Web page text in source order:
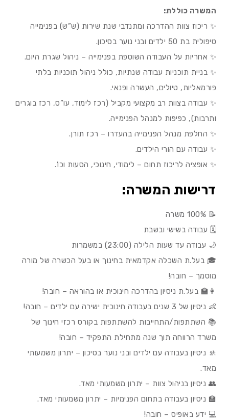
המשרה כוללת:
✨ ריכוז צוות ההדרכה ומתנדבי שנת שירות (ש”ש) בפנימייה
טיפולית בת 50 ילדים ובני נוער בסיכון.
✨ אחריות על העבודה השוטפת בפנימייה – ניהול שגרת היום.
✨ בניית תוכניות עבודה שנתיות, כולל ניהול תוכניות בלתי
פורמאליות, טיולים, העשרה ופנאי.
✨ עבודה בצוות רב מקצועי מקביל (רכז לימוד, עו”ס, רכז בוגרים
ותרבות), כפיפות למנהל הפנימייה.
✨ החלפת מנהל הפנימייה בהעדרו – רכז תורן.
✨ עבודה עם הורי הילדים.
✨ אופציה לריכוז תחום – לימודי, חינוכי, הסעות וכו’.
דרישות המשרה:
📝 100% משרה
🗓️ עבודה בשישי ובשבת
🌙 עבודה עד שעות הלילה (23:00) במשמרות
🎓 בעל.ת השכלה אקדמאית בחינוך או בעל הכשרה של מורה
מוסמך – חובה!
👩‍🏫 בעל.ת ניסיון בהדרכה חינוכית או בהוראה – חובה!
👶 ניסיון של 3 שנים בעבודה חינוכית ישירה עם ילדים – חובה!
📚 השתתפות/התחייבות להשתתפות בקורס רכזי חינוך של
משרד הרווחה תוך שנה מתחילת התפקיד – חובה!
🚸 ניסיון בעבודה עם ילדים ובני נוער בסיכון – יתרון משמעותי
מאד.
👥 ניסיון בניהול צוות – יתרון משמעותי מאד.
🏫 ניסיון בעבודה בתחום הפנימיות – יתרון משמעותי מאד.
💻 ידע באופיס – חובה!